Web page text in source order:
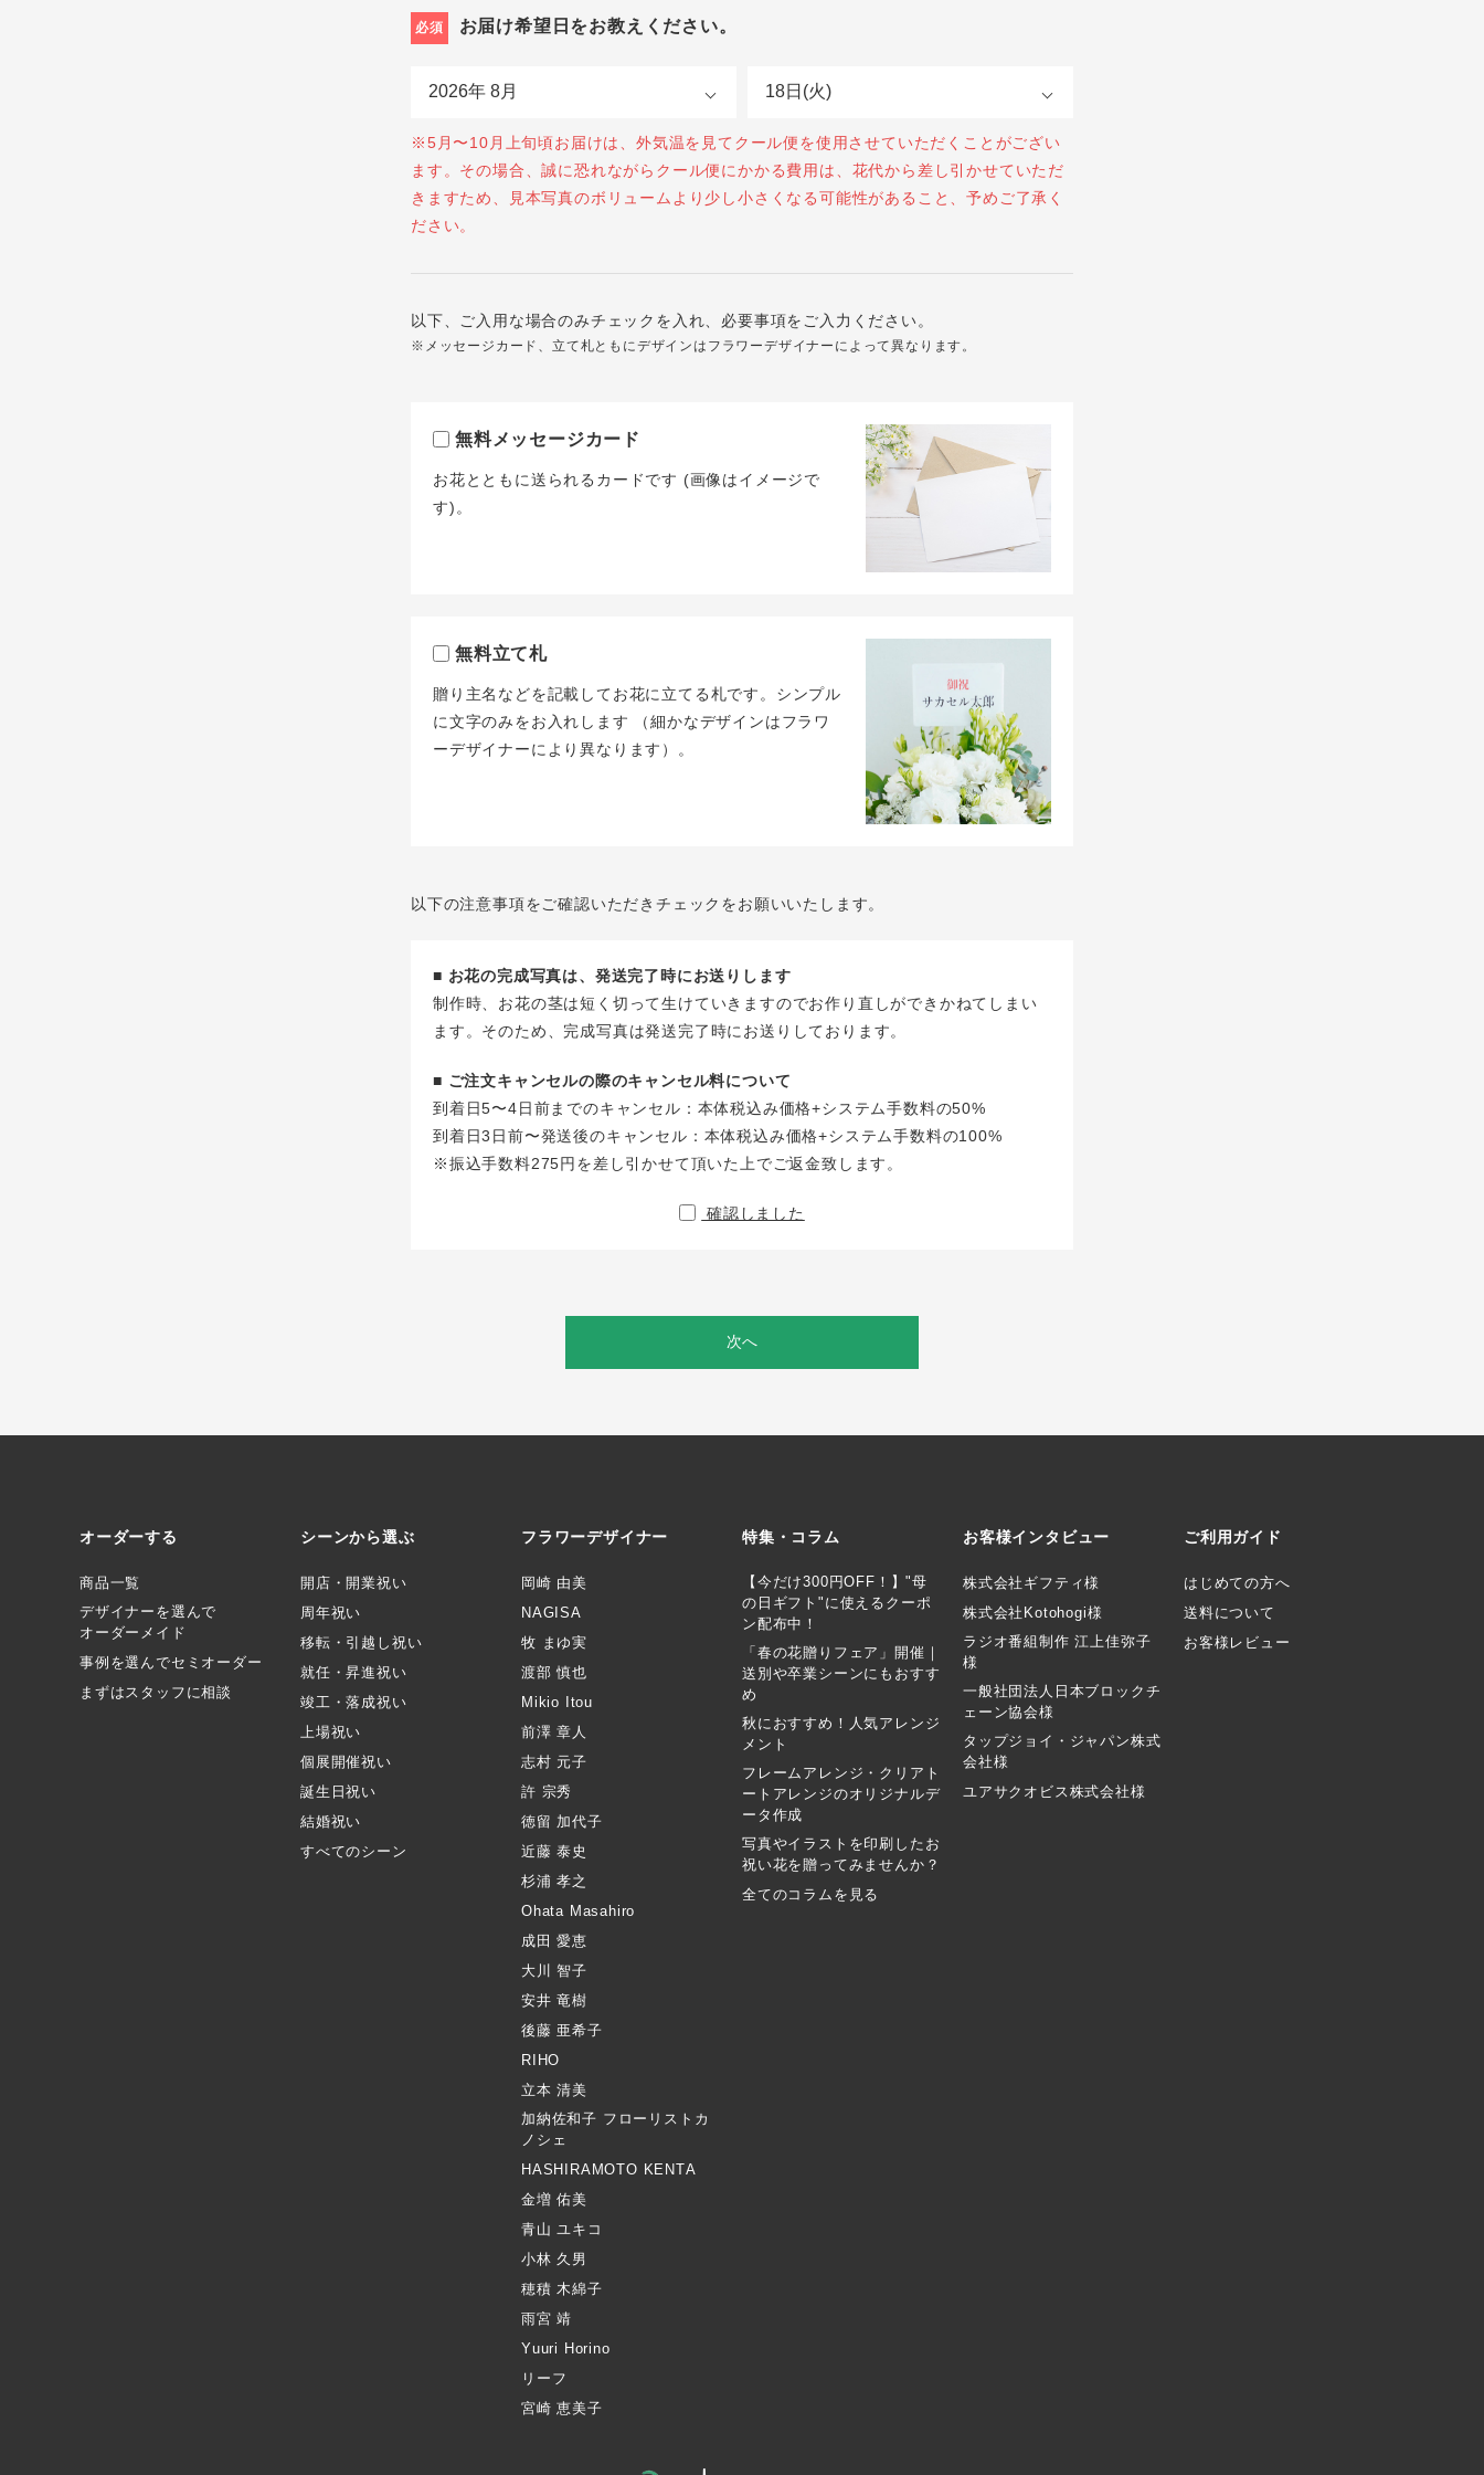
必須 お届け希望日をお教えください。
※5月〜10月上旬頃お届けは、外気温を見てクール便を使用させていただくことがござい
ます。その場合、誠に恐れながらクール便にかかる費用は、花代から差し引かせていただ
きますため、見本写真のボリュームより少し小さくなる可能性があること、予めご了承く
ださい。
以下、ご入用な場合のみチェックを入れ、必要事項をご入力ください。
※メッセージカード、立て札ともにデザインはフラワーデザイナーによって異なります。
無料メッセージカード
お花とともに送られるカードです (画像はイメージで
す)。
無料立て札
贈り主名などを記載してお花に立てる札です。シンプル
に文字のみをお入れします （細かなデザインはフラワ
ーデザイナーにより異なります）。
以下の注意事項をご確認いただきチェックをお願いいたします。
■ お花の完成写真は、発送完了時にお送りします
制作時、お花の茎は短く切って生けていきますのでお作り直しができかねてしまい
ます。そのため、完成写真は発送完了時にお送りしております。
■ ご注文キャンセルの際のキャンセル料について
到着日5〜4日前までのキャンセル：本体税込み価格+システム手数料の50%
到着日3日前〜発送後のキャンセル：本体税込み価格+システム手数料の100%
※振込手数料275円を差し引かせて頂いた上でご返金致します。
確認しました
次へ
オーダーする
商品一覧
デザイナーを選んで
オーダーメイド
事例を選んでセミオーダー
まずはスタッフに相談
シーンから選ぶ
開店・開業祝い
周年祝い
移転・引越し祝い
就任・昇進祝い
竣工・落成祝い
上場祝い
個展開催祝い
誕生日祝い
結婚祝い
すべてのシーン
フラワーデザイナー
岡崎 由美
NAGISA
牧 まゆ実
渡部 慎也
Mikio Itou
前澤 章人
志村 元子
許 宗秀
徳留 加代子
近藤 泰史
杉浦 孝之
Ohata Masahiro
成田 愛恵
大川 智子
安井 竜樹
後藤 亜希子
RIHO
立本 清美
加納佐和子 フローリストカ
ノシェ
HASHIRAMOTO KENTA
金増 佑美
青山 ユキコ
小林 久男
穂積 木綿子
雨宮 靖
Yuuri Horino
リーフ
宮崎 恵美子
特集・コラム
【今だけ300円OFF！】"母
の日ギフト"に使えるクーポ
ン配布中！
「春の花贈りフェア」開催｜
送別や卒業シーンにもおすす
め
秋におすすめ！人気アレンジ
メント
フレームアレンジ・クリアト
ートアレンジのオリジナルデ
ータ作成
写真やイラストを印刷したお
祝い花を贈ってみませんか？
全てのコラムを見る
お客様インタビュー
株式会社ギフティ様
株式会社Kotohogi様
ラジオ番組制作 江上佳弥子
様
一般社団法人日本ブロックチ
ェーン協会様
タップジョイ・ジャパン株式
会社様
ユアサクオビス株式会社様
ご利用ガイド
はじめての方へ
送料について
お客様レビュー